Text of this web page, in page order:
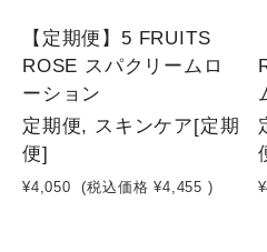
NEW
【定期便】5 FRUITS
ROSE スパクリームロ
ーション
定期便, スキンケア[定期
便]
¥4,050 (税込価格 ¥4,455 )